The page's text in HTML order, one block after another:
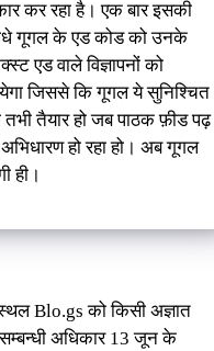
कर रहा है। एक बार इसकी
गूगल के एड कोड को उनके
एड वाले विज्ञापनों को
जिससे कि गूगल ये सुनिश्चित
तभी तैयार हो जब पाठक फ़ीड पढ़
हो रहा हो। अब गूगल
ही।
Blo.gs को किसी अज्ञात
अधिकार 13 जून के